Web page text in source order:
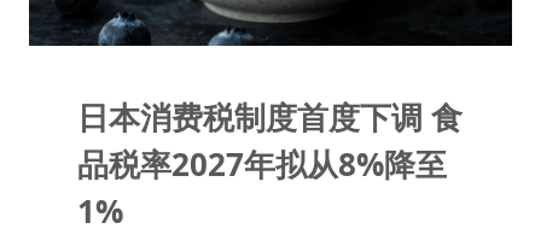
日本消费税制度首度下调 食
品税率2027年拟从8%降至
1%